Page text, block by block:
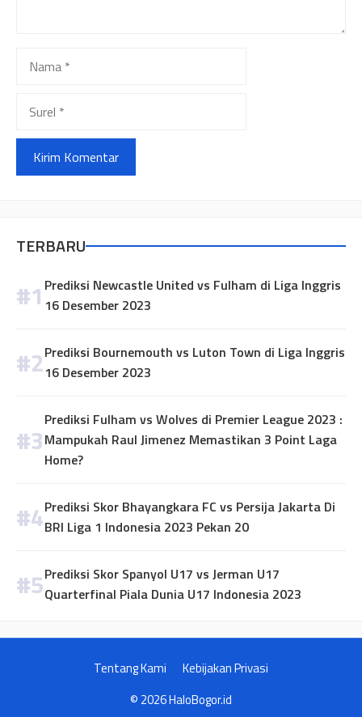
TERBARU
Prediksi Newcastle United vs Fulham di Liga Inggris
16 Desember 2023
Prediksi Bournemouth vs Luton Town di Liga Inggris
16 Desember 2023
Prediksi Fulham vs Wolves di Premier League 2023 :
Mampukah Raul Jimenez Memastikan 3 Point Laga
Home?
Prediksi Skor Bhayangkara FC vs Persija Jakarta Di
BRI Liga 1 Indonesia 2023 Pekan 20
Prediksi Skor Spanyol U17 vs Jerman U17
Quarterfinal Piala Dunia U17 Indonesia 2023
Tentang Kami
Kebijakan Privasi
© 2026 HaloBogor.id